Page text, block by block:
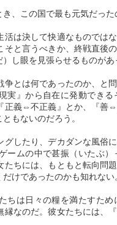
、この国で最も元気だった
は決して快適なものでは
そと言うべきか、終戦直後
し眼を見張らせるものがあ
とは何であったのか、と
実』から自在に発動でき
正義⇔不正義』とか、『善
もないのだろう。
したり、デカダンな風俗
ームの中で甚振（いたぶ
ちには、もともと転向問
けであったのかも知れない。
ちは日々の糧を満たすた
なのだ。彼女たちには、
ったガザ地区と
さんは空爆下で
に応じ続けてき
るか分からない
現実なのです。
だ。我々はイス
な動物ではな
。家にある一番
です。もしイス
殺すために家に
けるでしょう。
最後のことであ
ラに昇
然るに
（はぎ
で判然
たが
問が
事を重
等教育
泣く泣
れる。
ろで寝ていると危ないので、
も、わざわざ声をかけること
んなそうなんじゃないか」（
前の近接スポットから、大林
かけなかったが、私だったら
、私は声をかけていただろう
見なかったことにできないか
ば実行したと答えている。
に耐えられないからである。
打ち抜く変換不能なる
治とは何者だったのか
に言えば、人類初とも言える
で理論武装し、その思想を自
した文学者であると言える
想のルーツにあるのは何か。
ぐ境遇の中で、裕福な家庭に
ではないか。
像力を駆使し切った女性
ざま ―― その名はエ